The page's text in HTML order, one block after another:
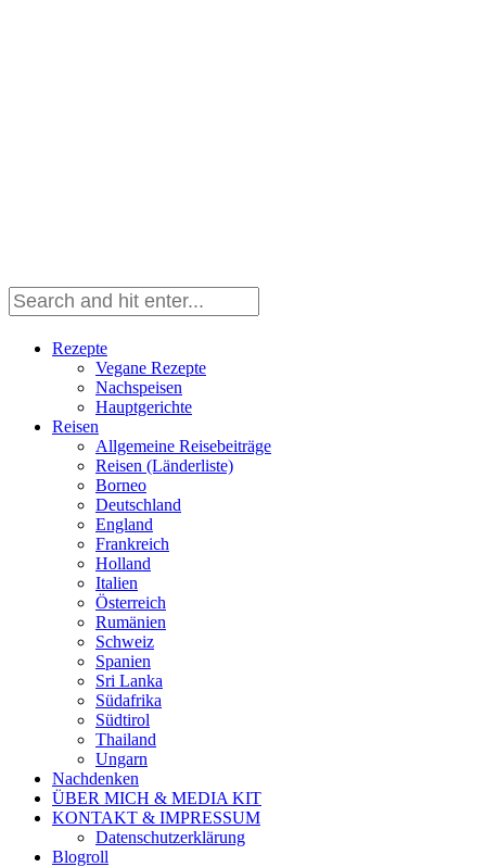
Rezepte
Vegane Rezepte
Nachspeisen
Hauptgerichte
Reisen
Allgemeine Reisebeiträge
Reisen (Länderliste)
Borneo
Deutschland
England
Frankreich
Holland
Italien
Österreich
Rumänien
Schweiz
Spanien
Sri Lanka
Südafrika
Südtirol
Thailand
Ungarn
Nachdenken
ÜBER MICH & MEDIA KIT
KONTAKT & IMPRESSUM
Datenschutzerklärung
Blogroll